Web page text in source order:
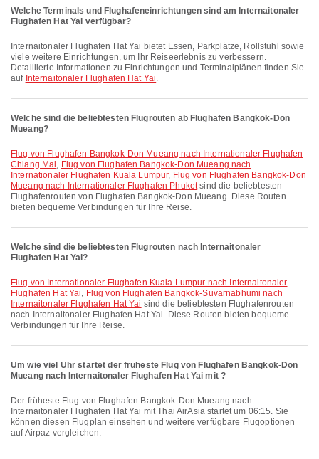
Welche Terminals und Flughafeneinrichtungen sind am Internaitonaler
Flughafen Hat Yai verfügbar?
Internaitonaler Flughafen Hat Yai bietet Essen, Parkplätze, Rollstuhl sowie
viele weitere Einrichtungen, um Ihr Reiseerlebnis zu verbessern.
Detaillierte Informationen zu Einrichtungen und Terminalplänen finden Sie
auf Internaitonaler Flughafen Hat Yai.
Welche sind die beliebtesten Flugrouten ab Flughafen Bangkok-Don
Mueang?
Flug von Flughafen Bangkok-Don Mueang nach Internationaler Flughafen
Chiang Mai, Flug von Flughafen Bangkok-Don Mueang nach
Internationaler Flughafen Kuala Lumpur, Flug von Flughafen Bangkok-Don
Mueang nach Internationaler Flughafen Phuketsind die beliebtesten
Flughafenrouten von Flughafen Bangkok-Don Mueang. Diese Routen
bieten bequeme Verbindungen für Ihre Reise.
Welche sind die beliebtesten Flugrouten nach Internaitonaler
Flughafen Hat Yai?
Flug von Internationaler Flughafen Kuala Lumpur nach Internaitonaler
Flughafen Hat Yai, Flug von Flughafen Bangkok-Suvarnabhumi nach
Internaitonaler Flughafen Hat Yai sind die beliebtesten Flughafenrouten
nach Internaitonaler Flughafen Hat Yai. Diese Routen bieten bequeme
Verbindungen für Ihre Reise.
Um wie viel Uhr startet der früheste Flug von Flughafen Bangkok-Don
Mueang nach Internaitonaler Flughafen Hat Yai mit ?
Der früheste Flug von Flughafen Bangkok-Don Mueang nach
Internaitonaler Flughafen Hat Yai mit Thai AirAsia startet um 06:15. Sie
können diesen Flugplan einsehen und weitere verfügbare Flugoptionen
auf Airpaz vergleichen.